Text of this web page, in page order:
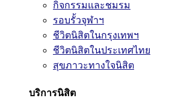
กิจกรรมและชมรม
รอบรั้วจุฬาฯ
ชีวิตนิสิตในกรุงเทพฯ
ชีวิตนิสิตในประเทศไทย
สุขภาวะทางใจนิสิต
บริการนิสิต